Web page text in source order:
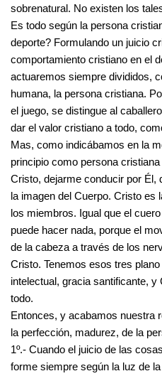
sobrenatural. No existen los
Es todo según la persona
deporte? Formulando un juicio
comportamiento cristiano en el
actuaremos siempre divididos,
humana, la persona cristiana.
el juego, se distingue al
dar el valor cristiano a todo,
Mas, como indicábamos en la
principio como persona
Cristo, dejarme conducir por Él,
la imagen del Cuerpo. Cristo es
los miembros. Igual que el
puede hacer nada, porque el
de la cabeza a través de los
Cristo. Tenemos esos tres
intelectual, gracia santificante,
todo.
Entonces, y acabamos nuestra
la perfección, madurez, de la
1º.- Cuando el juicio de las
forme siempre según la luz de